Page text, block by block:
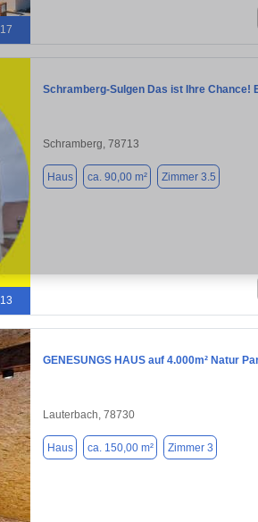
Schramberg-Sulgen Das ist Ihre Chance!
Schramberg, 78713
Haus ca. 90,00 m² Zimmer 3.5
GENESUNGS HAUS auf 4.000m² Natur
Lauterbach, 78730
Haus ca. 150,00 m² Zimmer 3